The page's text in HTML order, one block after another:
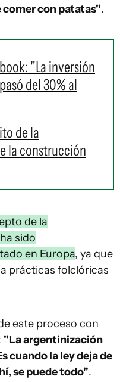
comer con patatas".
"La inversión
del 30% al
de la
la construcción
de la
sido
en Europa, ya que
prácticas folclóricas
este proceso con
"La argentinización
cuando la ley deja de
se puede todo".